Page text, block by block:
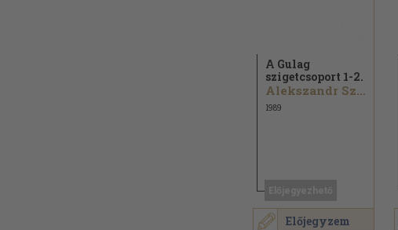
Előjegyzem
A Gulag
szigetcsoport 1-2.
Alekszandr Szolzsenyicin
1989